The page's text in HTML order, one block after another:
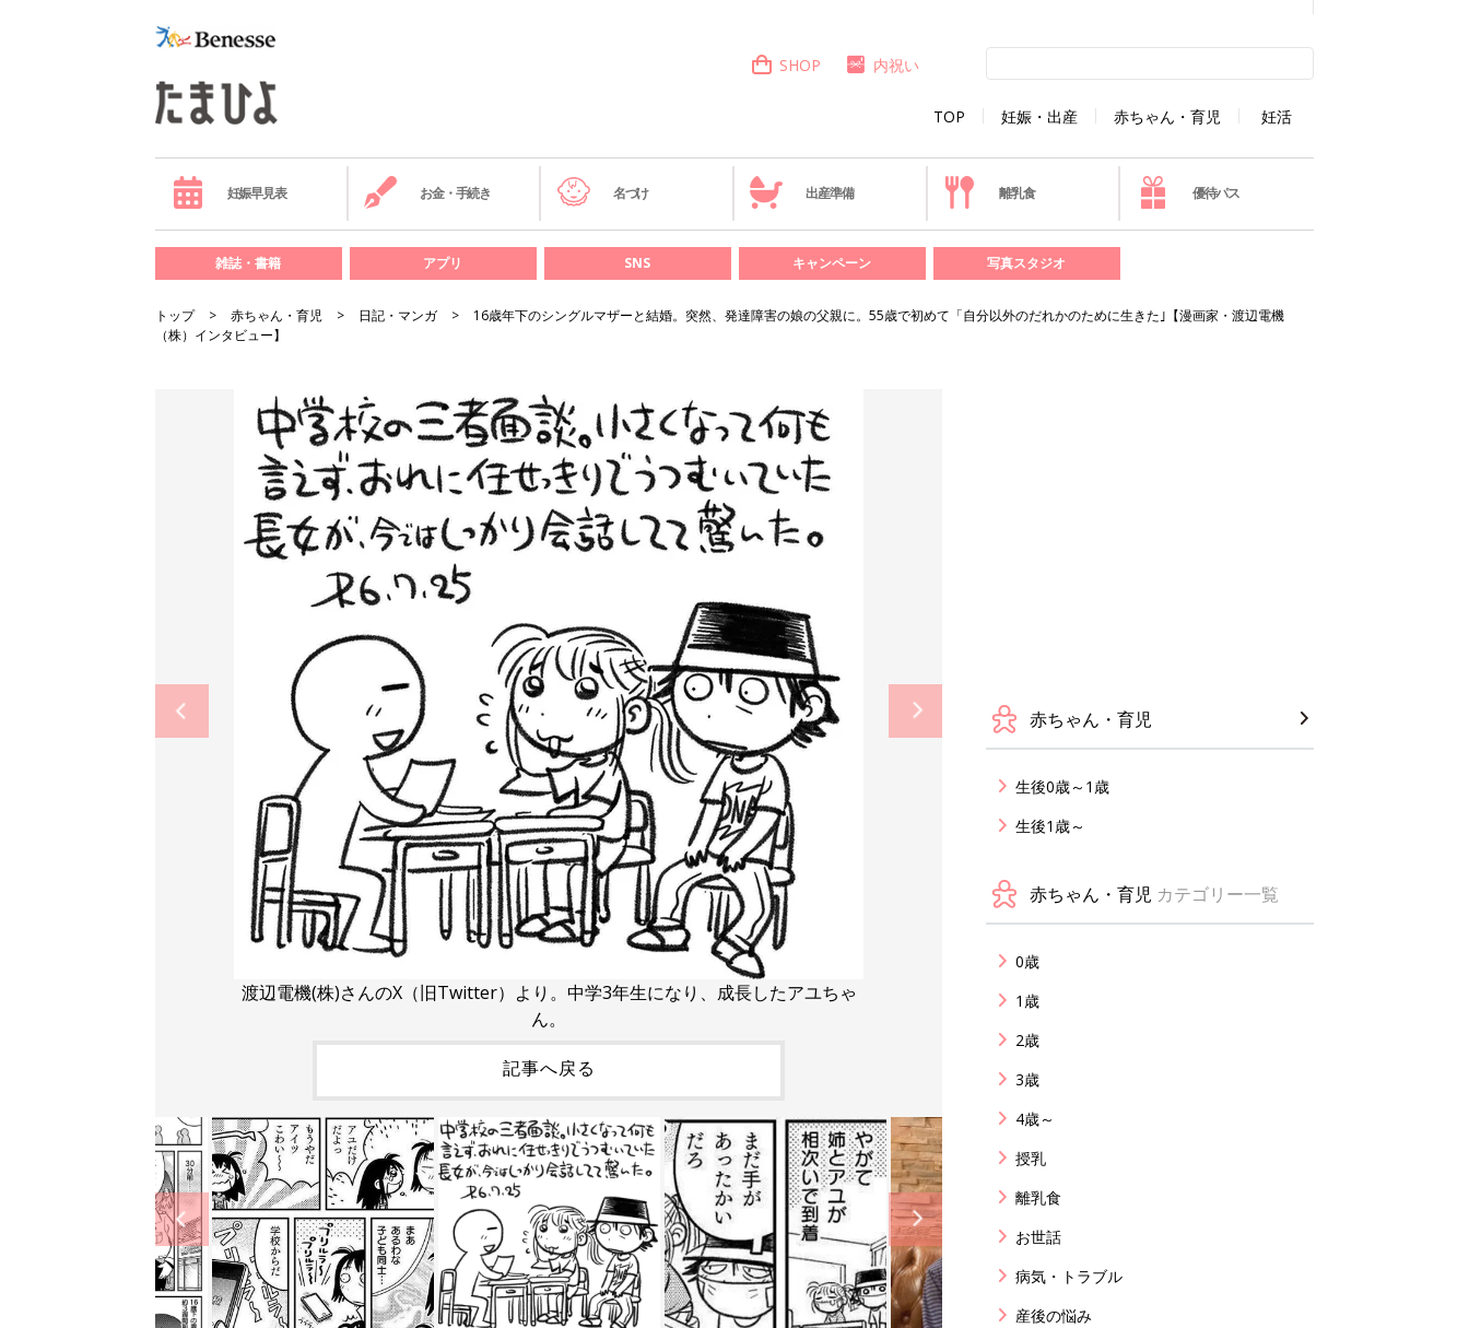
TOP 妊娠・出産 赤ちゃん・育児 妊活
SHOP 内祝い
妊娠早見表 お金・手続き 名づけ 出産準備 離乳食 優待パス
雑誌・書籍 アプリ SNS キャンペーン 写真スタジオ
トップ 赤ちゃん・育児 日記・マンガ
16歳年下のシングルマザーと結婚。突然、発達障害の娘の父親に。55歳で初めて「自分以外のだれかのために生きた｣【漫画家・渡辺電機
（株）インタビュー】
渡辺電機(株)さんのX（旧Twitter）より。中学3年生になり、成長したアユちゃ
ん。
記事へ戻る
赤ちゃん・育児
生後0歳～1歳
生後1歳～
赤ちゃん・育児 カテゴリー一覧
0歳
1歳
2歳
3歳
4歳～
授乳
離乳食
お世話
病気・トラブル
産後の悩み